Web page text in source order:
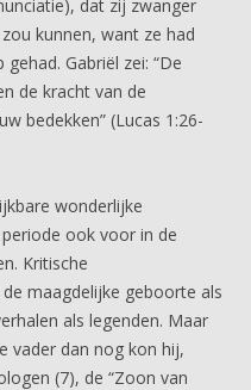
dat zij zwanger
kunnen, want ze had
Gabriël zei: “De
de kracht van de
bedekken” (Lucas 1:26-
wonderlijke
ook voor in de
Kritische
maagdelijke geboorte als
als legenden. Maar
vader dan nog kon hij,
(7), de “Zoon van